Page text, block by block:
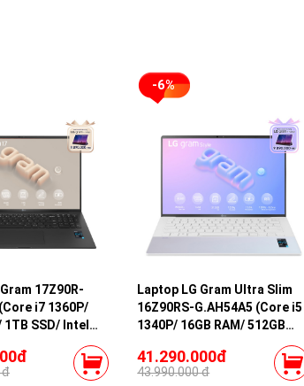
17Z90R-
i7 1360P/
1TB SSD/ Intel
17.0inch
11 Home/
2023)
đ
-6%
Laptop LG Gram Ultra Slim
16Z90RS-G.AH54A5 (Core i5
1340P/ 16GB RAM/ 512GB
SSD/ Intel Iris Xe Graphics/
16.0inch WQHD/ Windows 11
Home/ White/ Model 2023)
41.290.000đ
43.990.000 đ